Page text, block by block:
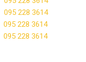
095 228 3614
095 228 3614
095 228 3614